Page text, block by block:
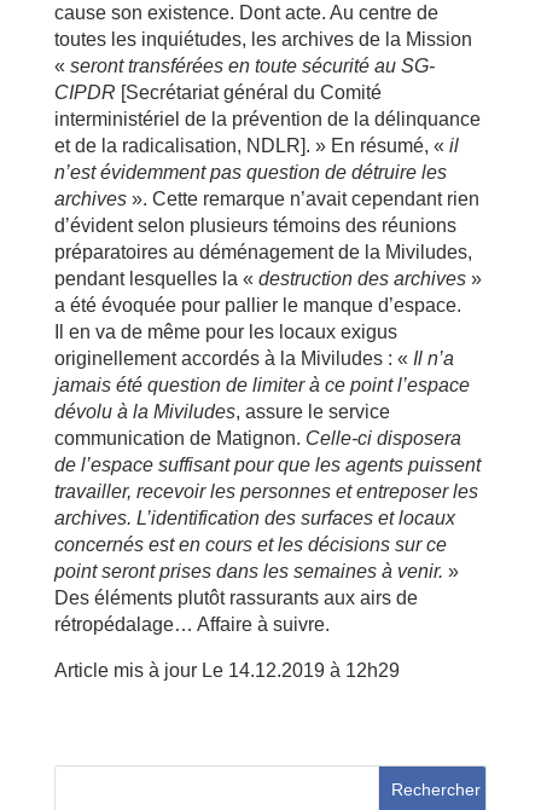
cause son existence. Dont acte. Au centre de
toutes les inquiétudes, les archives de la Mission
« seront transférées en toute sécurité au SG-
CIPDR [Secrétariat général du Comité
interministériel de la prévention de la délinquance
et de la radicalisation, NDLR]. » En résumé, « il
n’est évidemment pas question de détruire les
archives». Cette remarque n’avait cependant rien
d’évident selon plusieurs témoins des réunions
préparatoires au déménagement de la Miviludes,
pendant lesquelles la « destruction des archives»
a été évoquée pour pallier le manque d’espace.
Il en va de même pour les locaux exigus
originellement accordés à la Miviludes : « Il n’a
jamais été question de limiter à ce point l’espace
dévolu à la Miviludes, assure le service
communication de Matignon. Celle-ci disposera
de l’espace suffisant pour que les agents puissent
travailler, recevoir les personnes et entreposer les
archives. L’identification des surfaces et locaux
concernés est en cours et les décisions sur ce
point seront prises dans les semaines à venir. »
Des éléments plutôt rassurants aux airs de
rétropédalage… Affaire à suivre.
Article mis à jour Le 14.12.2019 à 12h29